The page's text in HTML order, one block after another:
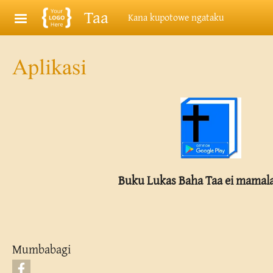
Skip to main contentTaa Kana kupotowe ngataku
Aplikasi
Buku Lukas Baha Taa ei
Mumbabagi